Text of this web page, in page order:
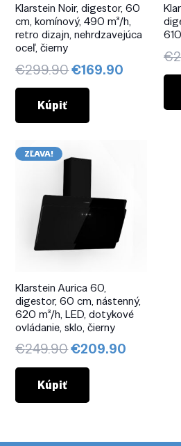
Klarstein Noir, digestor, 60
cm, komínový, 490 m³/h,
retro dizajn, nehrdzavejúca
oceľ, čierny
€299.90Pôvodná
cena
€299.90.
€169.90
Kúpiť
€
ZĽAVA!
Klarstein Aurica 60,
digestor, 60 cm, nástenný,
620 m³/h, LED, dotykové
ovládanie, sklo, čierny
€249.90Pôvodná
cena
€249.90.
€209.90
Kúpiť